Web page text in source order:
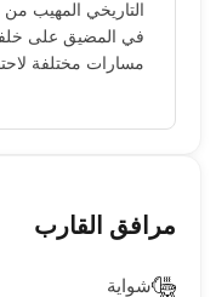
التاريخي المهيب
في المضيق على
مسارات مختلفة
مرافق القارب
شواية